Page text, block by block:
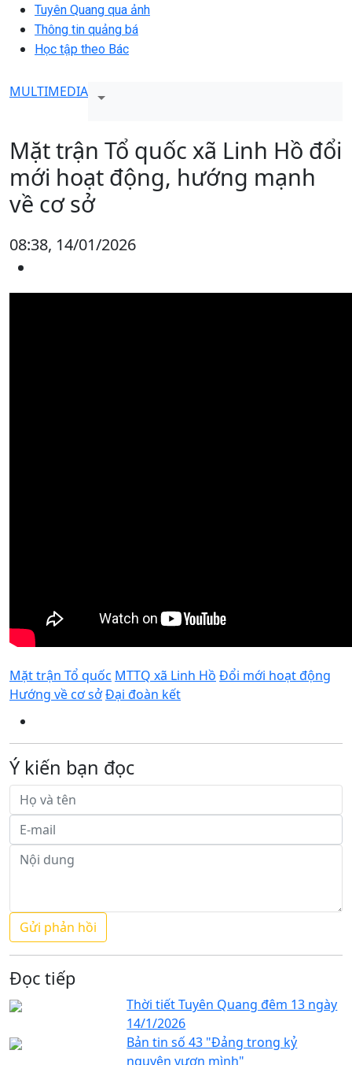
Tuyên Quang qua ảnh
Thông tin quảng bá
Học tập theo Bác
MULTIMEDIA
Mặt trận Tổ quốc xã Linh Hồ đổi
mới hoạt động, hướng mạnh
về cơ sở
08:38, 14/01/2026
Mặt trận Tổ quốc MTTQ xã Linh Hồ Đổi mới hoạt động
Hướng về cơ sởĐại đoàn kết
Ý kiến bạn đọc
Đọc tiếp
Thời tiết Tuyên Quang đêm 13 ngày
14/1/2026
Bản tin số 43 "Đảng trong kỷ
nguyên vươn mình"